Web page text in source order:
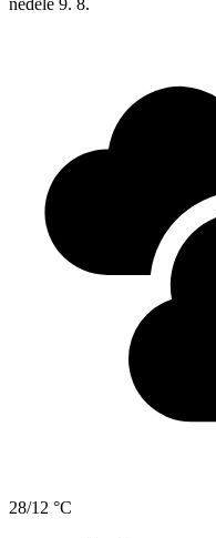
28/12 °C